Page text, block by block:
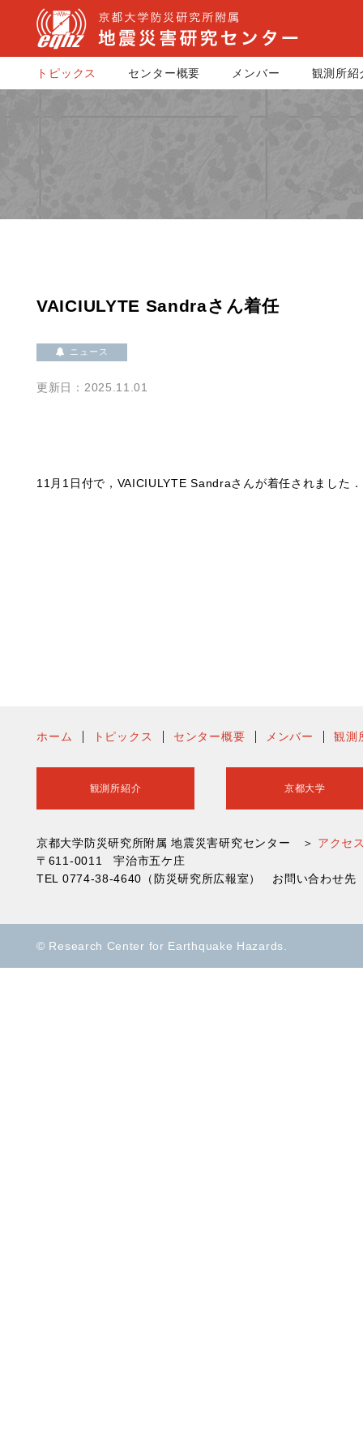
トピックス センター概要 メンバー 観測所紹
VAICIULYTE Sandraさん着任
ニュース
更新日：2025.11.01
11月1日付で，VAICIULYTE Sandraさんが着任されました．
ホーム トピックス センター概要 メンバー 観測
観測所紹介 京都大学
京都大学防災研究所附属 地震災害研究センター ＞ アクセ
〒611-0011 宇治市五ケ庄
TEL 0774-38-4640（防災研究所広報室） お問い合わせ先
© Research Center for Earthquake Hazards.